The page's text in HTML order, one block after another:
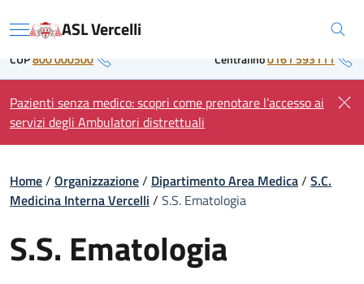
to Regione Piemonte
Menu ASL Vercelli
CUP800 000500 Centralino0161 593111
Pazienti senza medico: scopri come prenotare l’accesso ai
servizi degli Ambulatori distrettuali
Home/ Organizzazione/ Dipartimento Area Medica/ S.C.
Medicina Interna Vercelli / S.S. Ematologia
S.S. Ematologia